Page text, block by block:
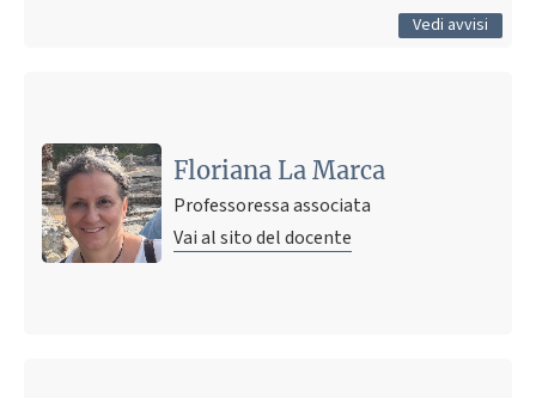
Vedi avvisi
Tutti gli avvisi
Floriana La Marca
Professoressa associata
Vai al sito del docente